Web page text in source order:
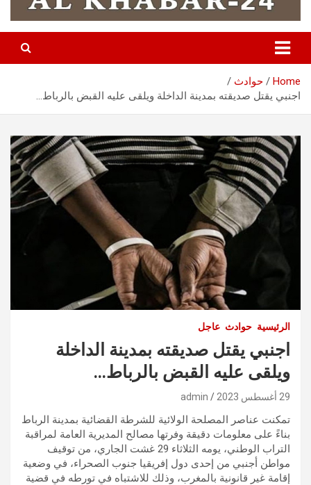
Home
حوادث
اجنبي يقتل صديقته بمدينة الداخلة ويلقى عليه القبض بالرباط…
الرئيسية حوادث عاجل
اجنبي يقتل صديقته بمدينة الداخلة
ويلقى عليه القبض بالرباط…
29 أغسطس 2023 admin
تمكنت عناصر المصلحة الولائية للشرطة القضائية بمدينة الرباط
بناءً على معلومات دقيقة وفرتها مصالح المديرية العامة لمراقبة
التراب الوطني، يومه الثلاثاء 29 غشت الجاري، من توقيف
مواطن أجنبي من إحدى دول إفريقيا جنوب الصحراء، في وضعية
إقامة غير قانونية بالمغرب، وذلك للاشتباه في تورطه في قضية